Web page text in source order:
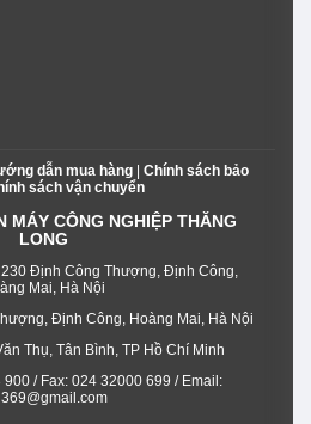
dẫn mua hàng| Chính sách bảo
sách vận chuyển
MÁY CÔNG NGHIỆP THĂNG
LONG
Định Công Thượng, Định Công,
Mai, Hà Nội
Định Công, Hoàng Mai, Hà Nội
Thụ, Tân Bình, TP Hồ Chí Minh
/ Fax: 024 32000 699 / Email: